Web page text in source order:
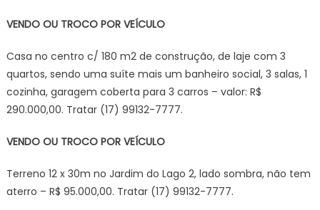
VENDO OU TROCO POR VEÍCULO
Casa no centro c/ 180 m2 de construção, de laje com 3
quartos, sendo uma suíte mais um banheiro social, 3 salas, 1
cozinha, garagem coberta para 3 carros – valor: R$
290.000,00. Tratar (17) 99132-7777.
VENDO OU TROCO POR VEÍCULO
Terreno 12 x 30m no Jardim do Lago 2, lado sombra, não tem
aterro – R$ 95.000,00. Tratar (17) 99132-7777.